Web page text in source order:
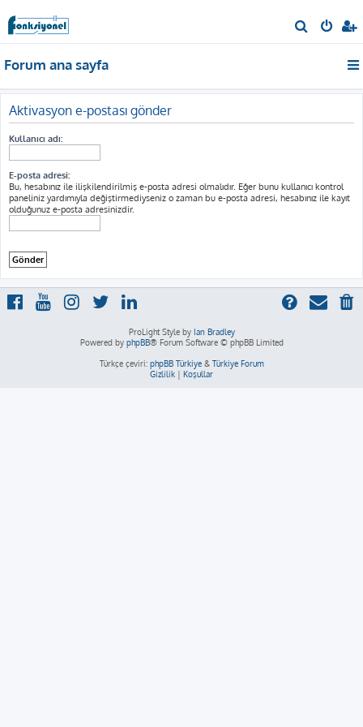
r
Forum ana sayfa
Aktivasyon e-postası gönder
Kullanıcı adı:
E-posta adresi:
Bu, hesabınız ile ilişkilendirilmiş e-posta adresi olmalıdır. Eğer bunu kullanıcı kontrol
paneliniz yardımıyla değiştirmediyseniz o zaman bu e-posta adresi, hesabınız ile kayıt
olduğunuz e-posta adresinizdir.
ProLight Style by Ian Bradley
Powered by phpBB® Forum Software © phpBB Limited
Türkçe çeviri: phpBB Türkiye& Türkiye Forum
Gizlilik | Koşullar